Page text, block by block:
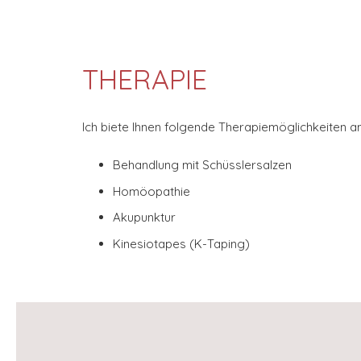
THERAPIE
Ich biete Ihnen folgende Therapiemöglichkeiten
Behandlung mit Schüsslersalzen
Homöopathie
Akupunktur
Kinesiotapes (K-Taping)